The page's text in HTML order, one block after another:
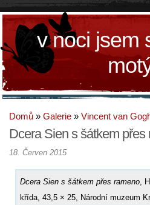
v noci jsem
Domů » Galerie » Vincent van
Dcera Sien s šátkem přes
18. Červen 2015
Dcera Sien s šátkem přes rameno ,
křída, 43,5 × 25, Národní muzeum